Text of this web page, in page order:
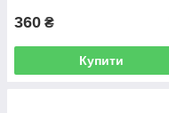
360 ₴
Купити